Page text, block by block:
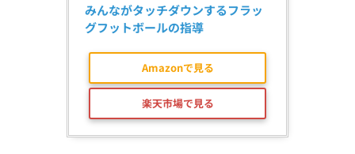
みんながタッチダウンするフラッ
グフットボールの指導
Amazonで見る
楽天市場で見る